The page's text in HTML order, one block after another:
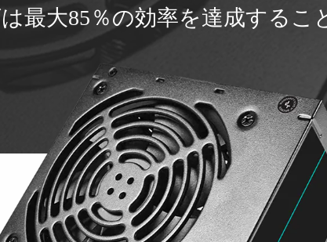
最大85％の効率を達成するこ